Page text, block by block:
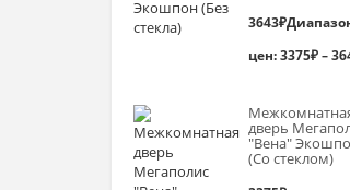
3643₽
цен: 3375₽ –
дверь
"Вена"
(Со стеклом)